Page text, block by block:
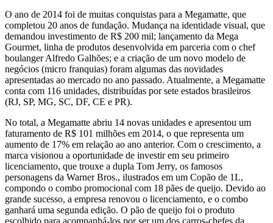
O ano de 2014 foi de muitas conquistas para a Megamatte, que
completou 20 anos de fundação. Mudança na identidade visual, que
demandou investimento de R$ 200 mil; lançamento da Mega
Gourmet, linha de produtos desenvolvida em parceria com o chef
boulanger Alfredo Galhões; e a criação de um novo modelo de
negócios (micro franquias) foram algumas das novidades
apresentadas ao mercado no ano passado. Atualmente, a Megamatte
conta com 116 unidades, distribuídas por sete estados brasileiros
(RJ, SP, MG, SC, DF, CE e PR).
No total, a Megamatte abriu 14 novas unidades e apresentou um
faturamento de R$ 101 milhões em 2014, o que representa um
aumento de 17% em relação ao ano anterior. Com o crescimento, a
marca visionou a oportunidade de investir em seu primeiro
licenciamento, que trouxe a dupla Tom Jerry, os famosos
personagens da Warner Bros., ilustrados em um Copão de 1L,
compondo o combo promocional com 18 pães de queijo. Devido ao
grande sucesso, a empresa renovou o licenciamento, e o combo
ganhará uma segunda edição. O pão de queijo foi o produto